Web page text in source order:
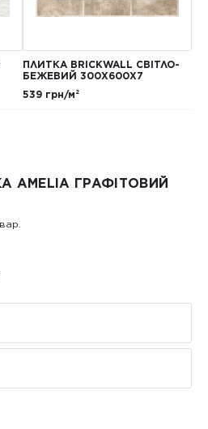
ПЛИТКА BRICKWALL СВІТЛО-
БЕЖЕВИЙ 300Х600Х7
539 грн/м²
AMELIA ГРАФІТОВИЙ